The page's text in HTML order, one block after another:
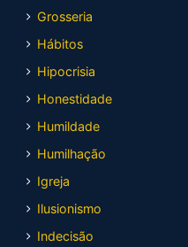
Grosseria
Hábitos
Hipocrisia
Honestidade
Humildade
Humilhação
Igreja
Ilusionismo
Indecisão